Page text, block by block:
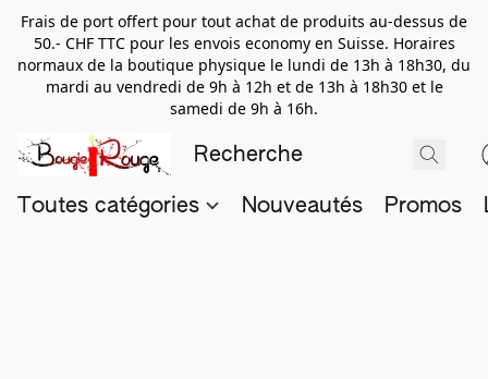
Frais de port offert pour tout achat de produits au-dessus de
50.- CHF TTC pour les envois economy en Suisse. Horaires
normaux de la boutique physique le lundi de 13h à 18h30, du
mardi au vendredi de 9h à 12h et de 13h à 18h30 et le
samedi de 9h à 16h.
Toutes catégories Nouveautés Promos